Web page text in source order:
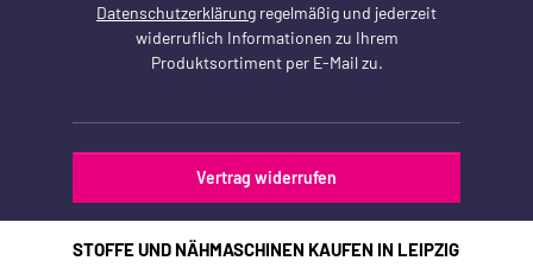
Datenschutzerklärung regelmäßig und jederzeit
widerruflich Informationen zu Ihrem
Produktsortiment per E-Mail zu.
Vertrag widerrufen
STOFFE UND NÄHMASCHINEN KAUFEN IN LEIPZIG